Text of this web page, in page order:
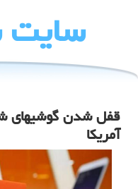
قفل شدن گوشیهای
آمریکا